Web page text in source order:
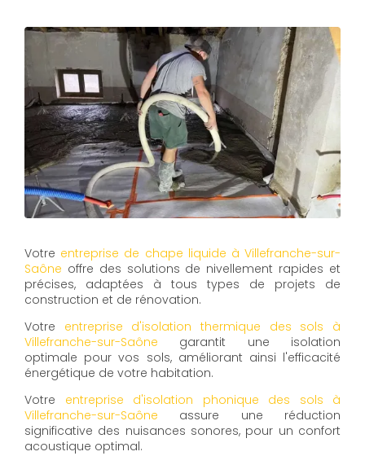
Votre entreprise de chape liquide à Villefranche-sur-
Saône offre des solutions de nivellement rapides et
précises, adaptées à tous types de projets de
construction et de rénovation.
Votre entreprise d'isolation thermique des sols à
Villefranche-sur-Saône garantit une isolation
optimale pour vos sols, améliorant ainsi l'efficacité
énergétique de votre habitation.
Votre entreprise d'isolation phonique des sols à
Villefranche-sur-Saône assure une réduction
significative des nuisances sonores, pour un confort
acoustique optimal.